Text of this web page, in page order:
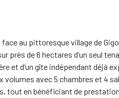
au pittoresque village de
près de 6 hectares d’un seul
et d’un gîte indépendant déjà
volumes avec 5 chambres et 4
tout en bénéficiant de